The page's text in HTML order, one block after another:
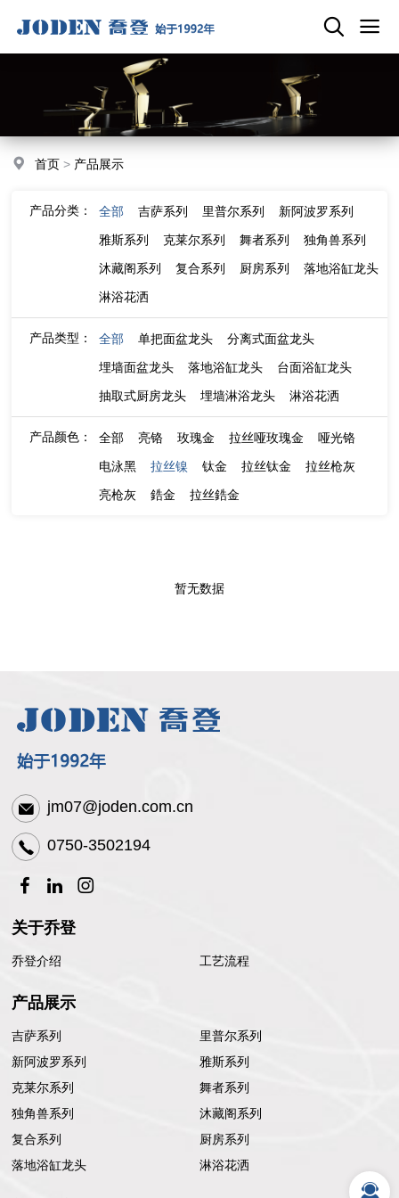
首页 > 产品展示
产品分类： 全部 吉萨系列 里普尔系列
新阿波罗系列
雅斯系列
克莱尔系列 舞者系列
独角兽系列
沐藏阁系列
复合系列 厨房系列
落地浴缸龙头
淋浴花洒
产品类型： 全部 单把面盆龙头
分离式面盆龙头
埋墙面盆龙头
落地浴缸龙头
台面浴缸龙头
抽取式厨房龙头
埋墙淋浴龙头 淋浴花洒
产品颜色： 全部 亮铬 玫瑰金 拉丝哑玫瑰金
哑光铬
电泳黑
拉丝镍 钛金 拉丝钛金
拉丝枪灰
亮枪灰
鋯金 拉丝鋯金
暂无数据
jm07@joden.com.cn
0750-3502194
关于乔登
乔登介绍 工艺流程
产品展示
吉萨系列
里普尔系列
新阿波罗系列
雅斯系列
克莱尔系列
舞者系列
独角兽系列
沐藏阁系列
复合系列
厨房系列
落地浴缸龙头
淋浴花洒